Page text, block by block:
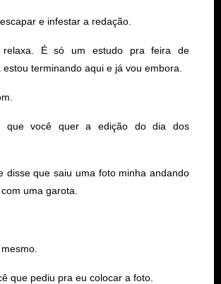
e infestar a redação.
É só um estudo pra feira de
terminando aqui e já vou embora.
você quer a edição do dia dos
disse que saiu uma foto minha andando
uma garota.
que pediu pra eu colocar a foto.